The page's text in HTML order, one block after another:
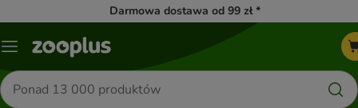
Darmowa dostawa od 99 zł *
Menu
Szukaj
produktów